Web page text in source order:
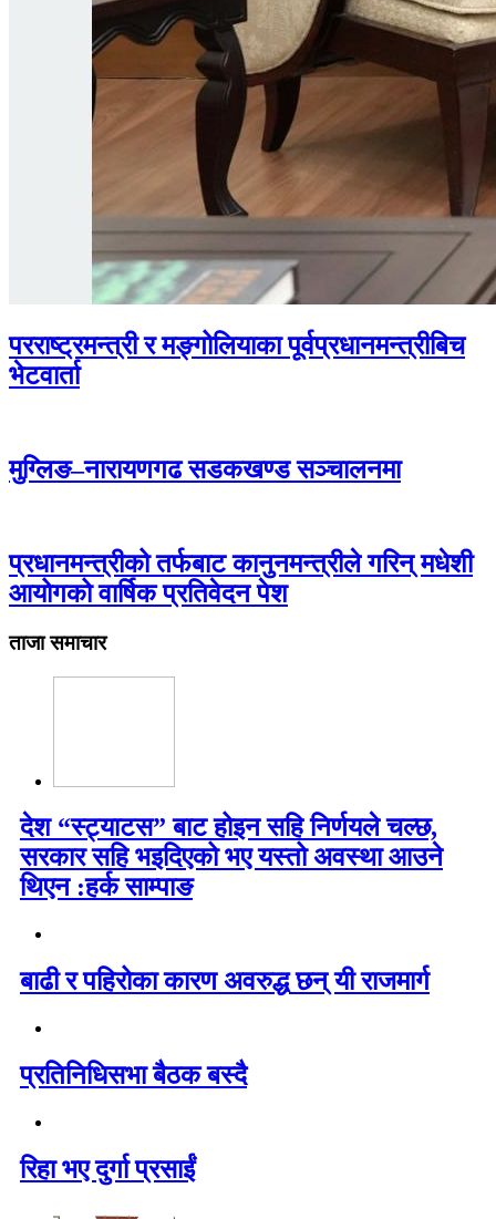
परराष्ट्रमन्त्री र मङ्गोलियाका पूर्वप्रधानमन्त्रीबिच
भेटवार्ता
मुग्लिङ–नारायणगढ सडकखण्ड सञ्चालनमा
प्रधानमन्त्रीको तर्फबाट कानुनमन्त्रीले गरिन् मधेशी
आयोगको वार्षिक प्रतिवेदन पेश
ताजा समाचार
देश “स्ट्याटस” बाट होइन सहि निर्णयले चल्छ,
सरकार सहि भइदिएको भए यस्तो अवस्था आउने
थिएन :हर्क साम्पाङ
बाढी र पहिरोका कारण अवरुद्ध छन् यी राजमार्ग
प्रतिनिधिसभा बैठक बस्दै
रिहा भए दुर्गा प्रसाईं